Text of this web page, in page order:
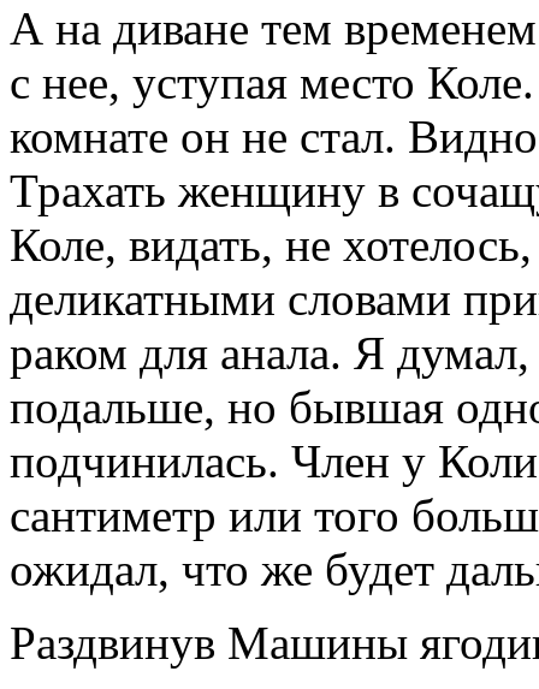
А на диване тем
с нее, уступая место
комнате он не стал.
Трахать женщину в
Коле, видать, не
деликатными словами
раком для анала. Я
подальше, но бывшая
подчинилась. Член у
сантиметр или того
ожидал, что же будет
Раздвинув Машины